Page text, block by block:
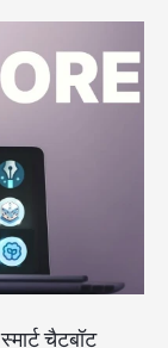
चैटबॉट